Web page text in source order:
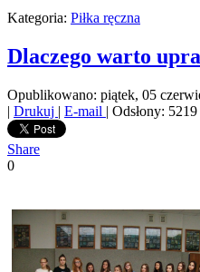
Kategoria: Piłka ręczna
Dlaczego warto
Opublikowano: piątek, 05
| Drukuj | E-mail | Odsłony: 5219
Share
0